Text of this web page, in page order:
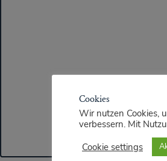
Cookies
Wir nutzen Cookies,
verbessern. Mit
Cookie settings